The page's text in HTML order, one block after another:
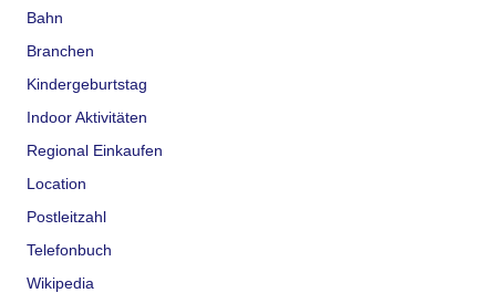
Bahn
Branchen
Kindergeburtstag
Indoor Aktivitäten
Regional Einkaufen
Location
Postleitzahl
Telefonbuch
Wikipedia